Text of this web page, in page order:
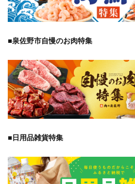
■泉佐野市自慢のお肉特集
■日用品雑貨特集